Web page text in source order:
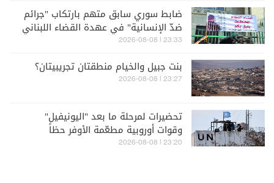
ضابط سوري سابق متهم بارتكاب "جرائم
ضدّ الإنسانية" في عهدة القضاء اللبناني
23:33 | 2026-08-08
بنت جبيل والخيام منطقتان تجريبيتان؟
23:27 | 2026-08-08
تحضيرات لمرحلة ما بعد "اليونيفيل"
وقوات أوروبية مطعّمة الأوفر حظاً
23:20 | 2026-08-08